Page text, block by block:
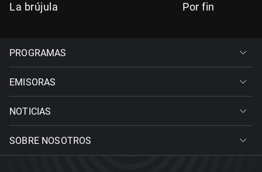
La brújula Por fin
PROGRAMAS
EMISORAS
NOTICIAS
SOBRE NOSOTROS